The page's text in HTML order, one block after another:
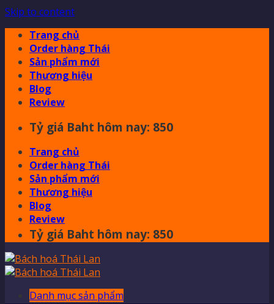
Skip to content
Trang chủ
Order hàng Thái
Sản phẩm mới
Thương hiệu
Blog
Review
Tỷ giá Baht hôm nay: 850
Trang chủ
Order hàng Thái
Sản phẩm mới
Thương hiệu
Blog
Review
Tỷ giá Baht hôm nay: 850
Danh mục sản phẩm